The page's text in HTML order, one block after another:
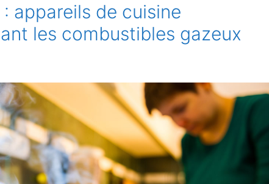
appareils de cuisine
les combustibles gazeux